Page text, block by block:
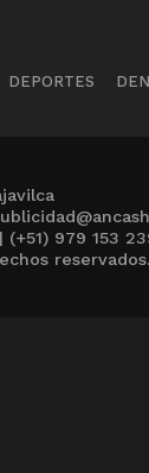
DEPORTES
(+51) 979 153
reservados.